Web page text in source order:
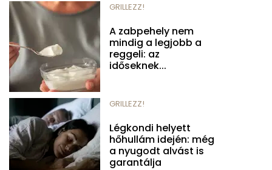
GRILLEZZ!
A zabpehely nem
mindig a legjobb a
reggeli: az
időseknek...
GRILLEZZ!
Légkondi helyett
hőhullám idején: még
a nyugodt alvást is
garantálja